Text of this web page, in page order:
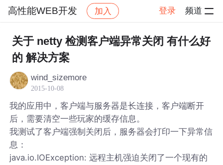
高性能WEB开发 加入 登录 频道
社区 高性能WEB开发 帖子详情
关于 netty 检测客户端异常关闭 有什么好
的 解决方案
wind_sizemore
2015-10-08
我的应用中，客户端与服务器是长连接，客户端断开
后，需要清空一些玩家的缓存信息。
我测试了客户端强制关闭后，服务器会打印一下异常信
息：
java.io.IOException: 远程主机强迫关闭了一个现有的